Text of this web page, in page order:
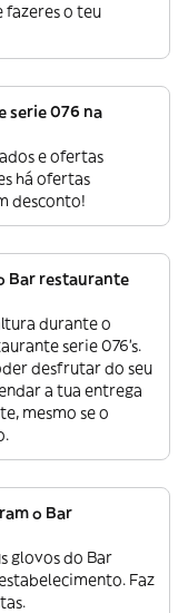
fazeres o teu
serie 076 na
e ofertas
há ofertas
desconto!
Bar restaurante
durante o
serie 076’s.
desfrutar do seu
a tua entrega
mesmo se o
o Bar
glovos do Bar
Faz